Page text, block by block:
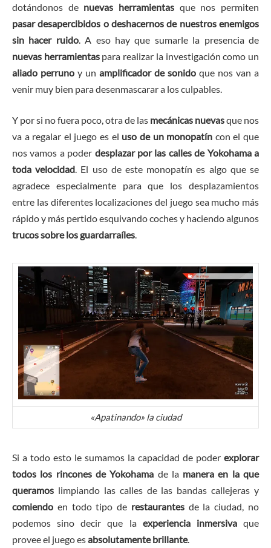
dotándonos de nuevas herramientas que nos permiten
pasar desapercibidos o deshacernos de nuestros enemigos
sin hacer ruido. A eso hay que sumarle la presencia de
nuevas herramientaspara realizar la investigación como un
aliado perruno y un amplificador de sonido que nos van a
venir muy bien para desenmascarar a los culpables.
Y por si no fuera poco, otra de las mecánicas nuevasque nos
va a regalar el juego es el uso de un monopatín con el que
nos vamos a poder desplazar por las calles de Yokohama a
toda velocidad. El uso de este monopatín es algo que se
agradece especialmente para que los desplazamientos
entre las diferentes localizaciones del juego sea mucho más
rápido y más pertido esquivando coches y haciendo algunos
trucos sobre los guardarraíles.
«Apatinando» la ciudad
Si a todo esto le sumamos la capacidad de poder explorar
todos los rincones de Yokohama de la manera en la que
queramos limpiando las calles de las bandas callejeras y
comiendo en todo tipo de restaurantesde la ciudad, no
podemos sino decir que la experiencia inmersivaque
provee el juego esabsolutamente brillante.